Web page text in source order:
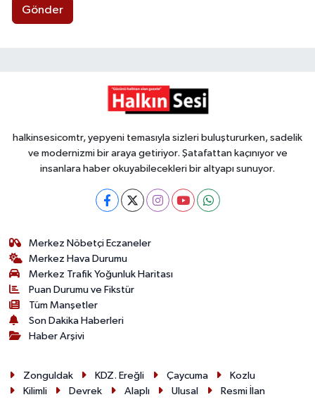
Gönder
halkinsesicomtr, yepyeni temasıyla sizleri buluştururken, sadelik
ve modernizmi bir araya getiriyor. Şatafattan kaçınıyor ve
insanlara haber okuyabilecekleri bir altyapı sunuyor.
Merkez Nöbetçi Eczaneler
Merkez Hava Durumu
Merkez Trafik Yoğunluk Haritası
Puan Durumu ve Fikstür
Tüm Manşetler
Son Dakika Haberleri
Haber Arşivi
Zonguldak KDZ. Ereğli Çaycuma
Kozlu
Kilimli
Devrek Alaplı Ulusal Resmi İlan